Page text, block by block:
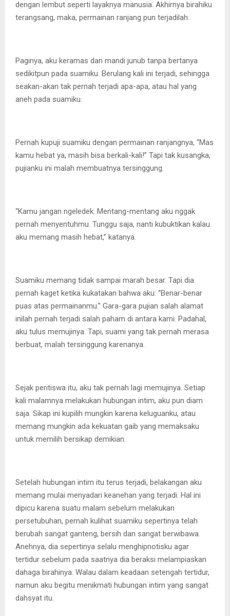
dengan lembut seperti layaknya manusia. Akhirnya birahiku
terangsang, maka, permainan ranjang pun terjadilah.
Paginya, aku keramas dan mandi junub tanpa bertanya
sedikitpun pada suamiku. Berulang kali ini terjadi, sehingga
seakan-akan tak pernah terjadi apa-apa, atau hal yang
aneh pada suamiku.
Pernah kupuji suamiku dengan permainan ranjangnya, “Mas
kamu hebat ya, masih bisa berkali-kali!” Tapi tak kusangka,
pujianku ini malah membuatnya tersinggung.
“Kamu jangan ngeledek. Mentang-mentang aku nggak
pernah menyentuhmu. Tunggu saja, nanti kubuktikan kalau
aku memang masih hebat,” katanya.
Suamiku memang tidak sampai marah besar. Tapi dia
pernah kaget ketika kukatakan bahwa aku: “Benar-benar
puas atas permainanmu.” Gara-gara pujian salah alamat
inilah pernah terjadi salah paham di antara kami. Padahal,
aku tulus memujinya. Tapi, suami yang tak pernah merasa
berbuat, malah tersinggung karenanya.
Sejak peritiswa itu, aku tak pernah lagi memujinya. Setiap
kali malamnya melakukan hubungan intim, aku pun diam
saja. Sikap ini kupilih mungkin karena keluguanku, atau
memang mungkin ada kekuatan gaib yang memaksaku
untuk memilih bersikap demikian.
Setelah hubungan intim itu terus terjadi, belakangan aku
memang mulai menyadari keanehan yang terjadi. Hal ini
dipicu karena suatu malam sebelum melakukan
persetubuhan, pernah kulihat suamiku sepertinya telah
berubah sangat ganteng, bersih dan sangat berwibawa.
Anehnya, dia sepertinya selalu menghipnotisku agar
tertidur sebelum pada saatnya dia beraksi melampiaskan
dahaga birahinya. Walau dalam keadaan setengah tertidur,
namun aku begitu menikmati hubungan intim yang sangat
dahsyat itu.